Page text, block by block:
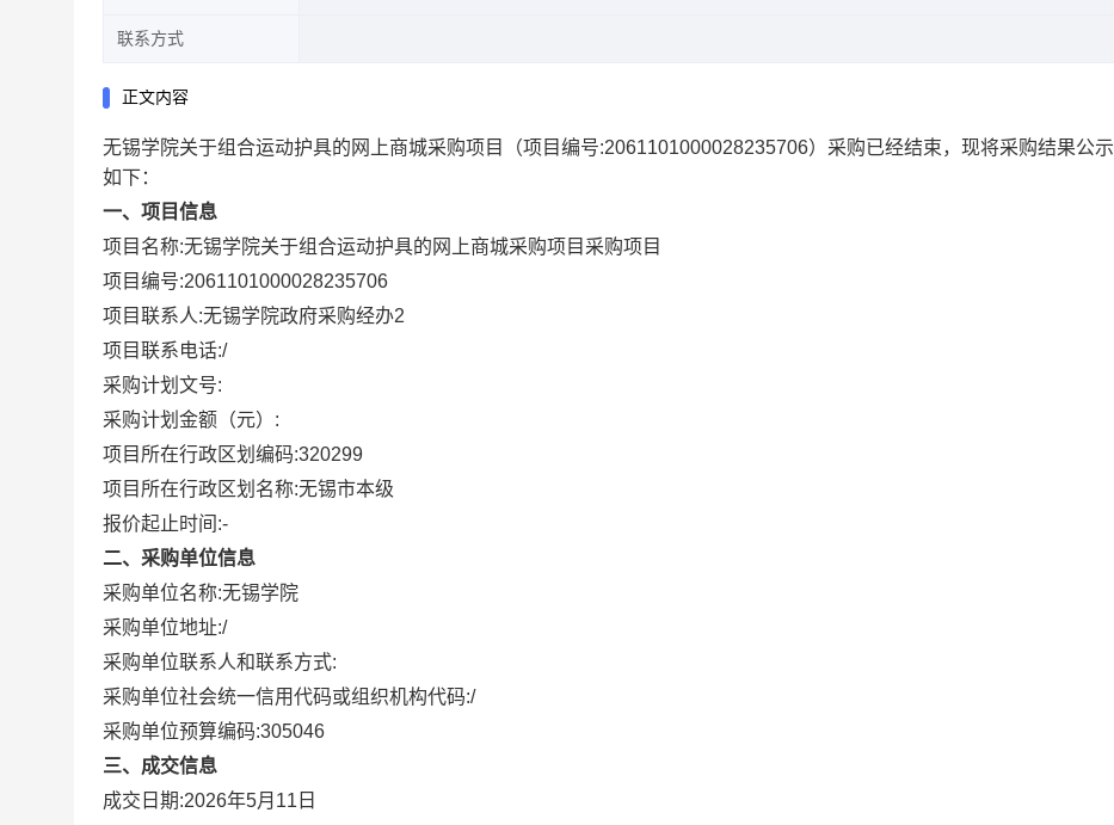
联系方式
正文内容
无锡学院关于组合运动护具的网上商城采购项目 （项目编号:2061101000028235706）采购已经结束，现将采购结果公示
如下：
一、项目信息
项目名称:无锡学院关于组合运动护具的网上商城采购项目 采购项目
项目编号:2061101000028235706
项目联系人:无锡学院政府采购经办2
项目联系电话:/
采购计划文号:
采购计划金额（元）:
项目所在行政区划编码:320299
项目所在行政区划名称:无锡市本级
报价起止时间:-
二、采购单位信息
采购单位名称:无锡学院
采购单位地址:/
采购单位联系人和联系方式:
采购单位社会统一信用代码或组织机构代码:/
采购单位预算编码:305046
三、成交信息
成交日期:2026年5月11日